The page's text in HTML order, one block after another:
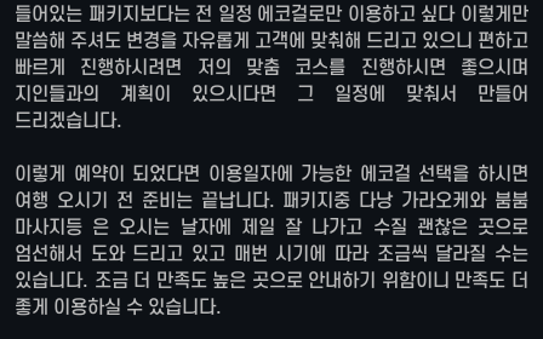
들어있는 패키지보다는 전 일정 에코걸로만 이용하고 싶다 이렇게만
말씀해 주셔도 변경을 자유롭게 고객에 맞춰해 드리고 있으니 편하고
빠르게 진행하시려면 저의 맞춤 코스를 진행하시면 좋으시며
지인들과의 계획이 있으시다면 그 일정에 맞춰서 만들어
드리겠습니다.
이렇게 예약이 되었다면 이용일자에 가능한 에코걸 선택을 하시면
여행 오시기 전 준비는 끝납니다. 패키지중 다낭 가라오케와 붐붐
마사지등 은 오시는 날자에 제일 잘 나가고 수질 괜찮은 곳으로
엄선해서 도와 드리고 있고 매번 시기에 따라 조금씩 달라질 수는
있습니다. 조금 더 만족도 높은 곳으로 안내하기 위함이니 만족도 더
좋게 이용하실 수 있습니다.